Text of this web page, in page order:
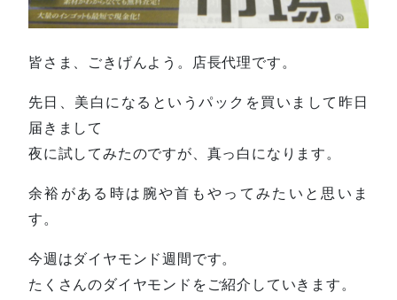
皆さま、ごきげんよう。店長代理です。
先日、美白になるというパックを買いまして昨日
届きまして
夜に試してみたのですが、真っ白になります。
余裕がある時は腕や首もやってみたいと思いま
す。
今週はダイヤモンド週間です。
たくさんのダイヤモンドをご紹介していきます。